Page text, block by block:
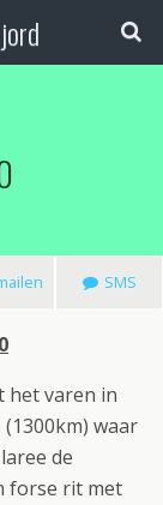
SMS
het varen in
waar
de
forse rit met